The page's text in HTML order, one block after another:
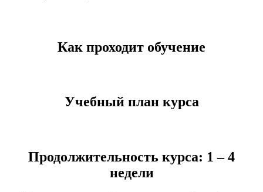
Как проходит обучение
Учебный план курса
​Продолжительность курса: 1 – 4
недели